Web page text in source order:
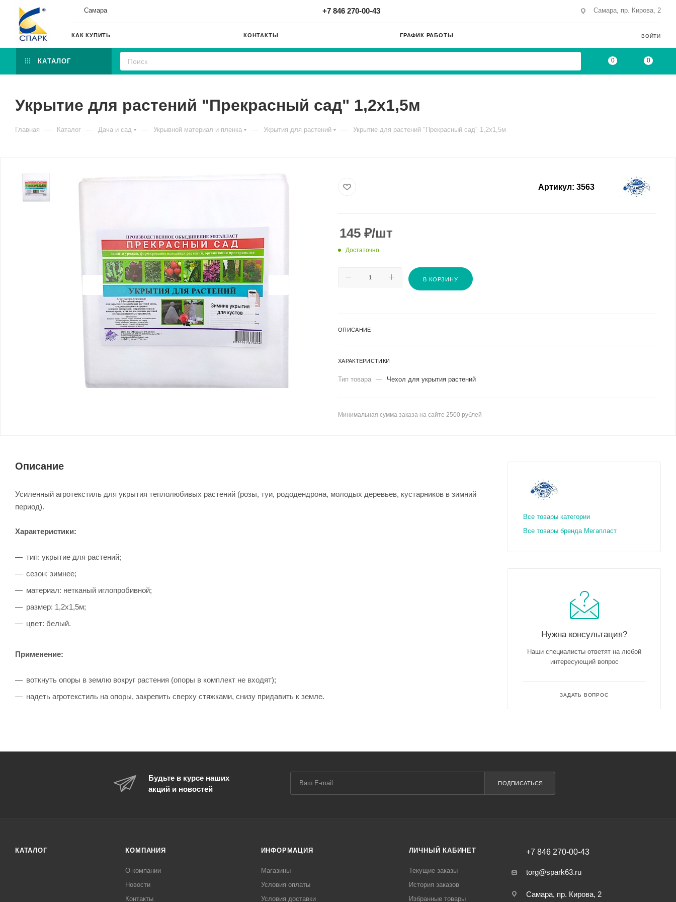
Самара +7 846 270-00-43 Самара, пр. Кирова, 2
КАК КУПИТЬ КОНТАКТЫ ГРАФИК РАБОТЫ ВОЙТИ
КАТАЛОГ 0 0
Укрытие для растений "Прекрасный сад" 1,2х1,5м
Главная — Каталог — Дача и сад — Укрывной материал и пленка — Укрытия для растений — Укрытие для растений "Прекрасный сад" 1,2х1,5м
Артикул: 3563
145 ₽/шт
Достаточно
В КОРЗИНУ
ОПИСАНИЕ
ХАРАКТЕРИСТИКИ
Тип товара — Чехол для укрытия растений
Минимальная сумма заказа на сайте 2500 рублей
Описание
Усиленный агротекстиль для укрытия теплолюбивых растений (розы, туи, рододендрона, молодых деревьев, кустарников в зимний
период).
Характеристики:
тип: укрытие для растений;
сезон: зимнее;
материал: нетканый иглопробивной;
размер: 1,2х1,5м;
цвет: белый.
Применение:
воткнуть опоры в землю вокруг растения (опоры в комплект не входят);
надеть агротекстиль на опоры, закрепить сверху стяжками, снизу придавить к земле.
Все товары категории
Все товары бренда Мегапласт
Нужна консультация?
Наши специалисты ответят на любой
интересующий вопрос
ЗАДАТЬ ВОПРОС
Будьте в курсе наших
акций и новостей
ПОДПИСАТЬСЯ
КАТАЛОГ КОМПАНИЯ
О компании
Новости
Контакты
ИНФОРМАЦИЯ
Магазины
Условия оплаты
Условия доставки
ЛИЧНЫЙ КАБИНЕТ
Текущие заказы
История заказов
Избранные товары
+7 846 270-00-43
torg@spark63.ru
Самара, пр. Кирова, 2